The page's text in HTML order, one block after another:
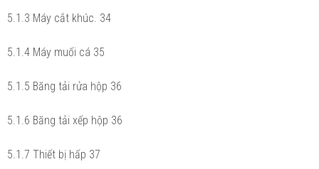
5.1.3 Máy cắt khúc. 34
5.1.4 Máy muối cá 35
5.1.5 Băng tải rửa hộp 36
5.1.6 Băng tải xếp hộp 36
5.1.7 Thiết bị hấp 37